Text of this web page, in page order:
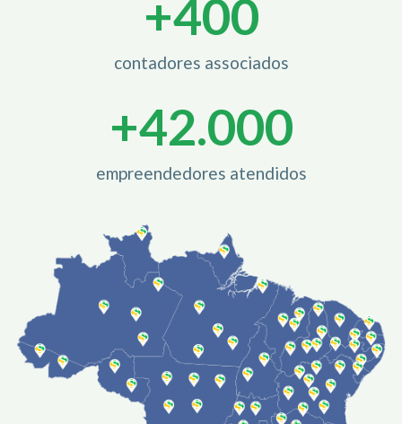
contadores associados
+400
empreendedores atendidos
+42.000